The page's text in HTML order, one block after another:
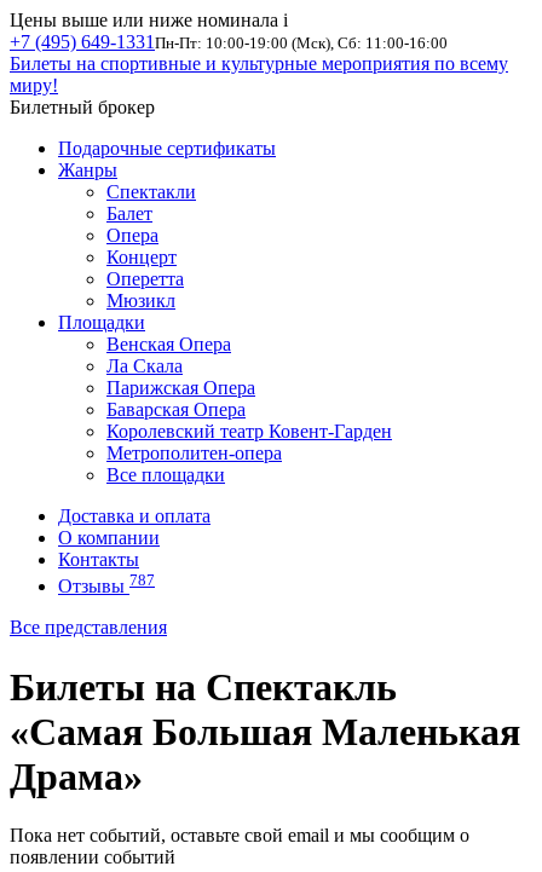
Цены выше или ниже номинала i
+7 (495) 649-1331 Пн-Пт: 10:00-19:00 (Мск), Сб: 11:00-16:00
Билеты на спортивные и культурные мероприятия по всему
миру!
Билетный брокер
Подарочные сертификаты
Жанры
Спектакли
Балет
Опера
Концерт
Оперетта
Мюзикл
Площадки
Венская Опера
Ла Скала
Парижская Опера
Баварская Опера
Королевский театр Ковент-Гарден
Метрополитен-опера
Все площадки
Доставка и оплата
О компании
Контакты
Отзывы 787
Все представления
Билеты на Спектакль
«Самая Большая Маленькая
Драма»
Пока нет событий, оставьте свой email и мы сообщим о
появлении событий